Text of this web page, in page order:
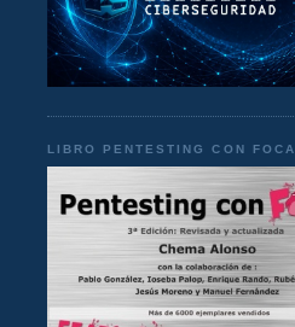
LIBRO PENTESTING CON FOCA